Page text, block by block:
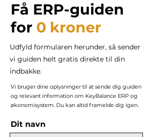
Få ERP-guiden
for 0 kroner
Udfyld formularen herunder, så sender
vi guiden helt gratis direkte til din
indbakke.
Vi bruger dine oplysninger til at sende dig guiden
og relevant information om KeyBalance ERP og
økonomisystem. Du kan altid framelde dig igen.
Dit navn